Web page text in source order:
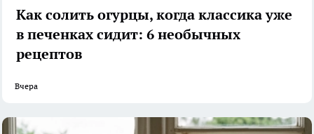
Как солить огурцы, когда классика уже
в печенках сидит: 6 необычных
рецептов
Вчера